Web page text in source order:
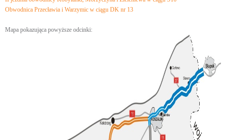
Obwodnica Przecławia i Warzymic w ciągu DK nr 13
Mapa pokazująca powyższe odcinki: